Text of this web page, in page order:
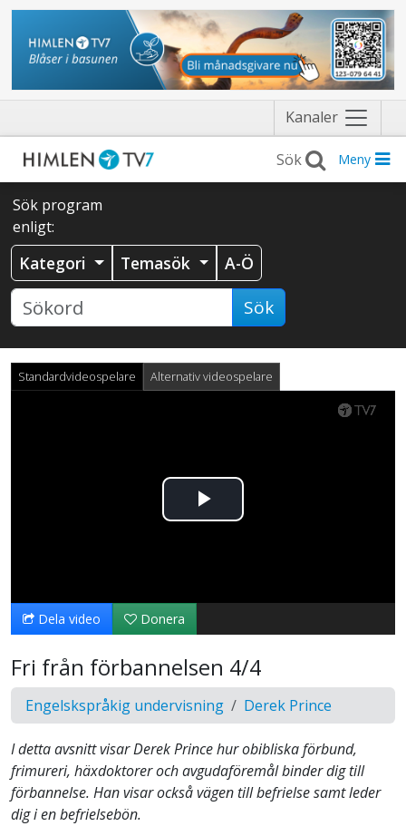
Kanaler Näytä
valikko
Meny
Sök program
enligt:
Kategori Temasök A-Ö
Sök
Standardvideospelare Alternativ videospelare
Spela
video
Dela video Donera
Fri från förbannelsen 4/4
Engelskspråkig undervisning Derek Prince
I detta avsnitt visar Derek Prince hur obibliska förbund,
frimureri, häxdoktorer och avgudaföremål binder dig till
förbannelse. Han visar också vägen till befrielse samt leder
dig i en befrielsebön.